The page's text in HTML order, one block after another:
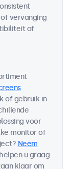
vervanging
of
of gebruik in
voor
monitor of
Neem
u graag
klaar om